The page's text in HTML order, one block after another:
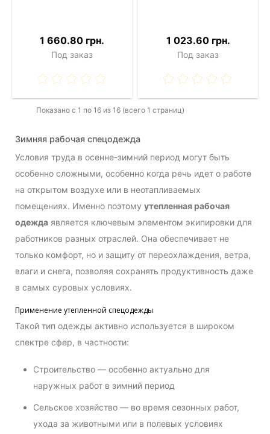
1 660.80 грн.
Под заказ
1 023.60 грн.
Под заказ
Показано с 1 по 16 из 16 (всего 1 страниц)
Зимняя рабочая спецодежда
Условия труда в осенне-зимний период могут быть
особенно сложными, особенно когда речь идет о работе
на открытом воздухе или в неотапливаемых
помещениях. Именно поэтому утепленная рабочая
одежда является ключевым элементом экипировки для
работников разных отраслей. Она обеспечивает не
только комфорт, но и защиту от переохлаждения, ветра,
влаги и снега, позволяя сохранять продуктивность даже
в самых суровых условиях.
Применение утепленной спецодежды
Такой тип одежды активно используется в широком
спектре сфер, в частности:
Строительство — особенно актуально для
наружных работ в зимний период
Сельское хозяйство — во время сезонных работ,
ухода за животными или в полевых условиях